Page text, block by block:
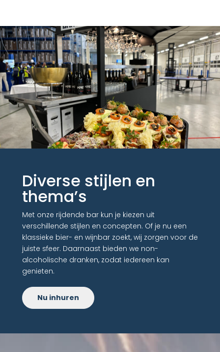
Diverse stijlen en
thema’s
Met onze rijdende bar kun je kiezen uit
verschillende stijlen en concepten. Of je nu een
klassieke bier- en wijnbar zoekt, wij zorgen voor de
juiste sfeer. Daarnaast bieden we non-
alcoholische dranken, zodat iedereen kan
genieten.
Nu inhuren